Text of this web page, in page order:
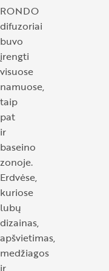
RONDO
difuzoriai
buvo
įrengti
visuose
namuose,
taip
pat
ir
baseino
zonoje.
Erdvėse,
kuriose
lubų
dizainas,
apšvietimas,
medžiagos
ir